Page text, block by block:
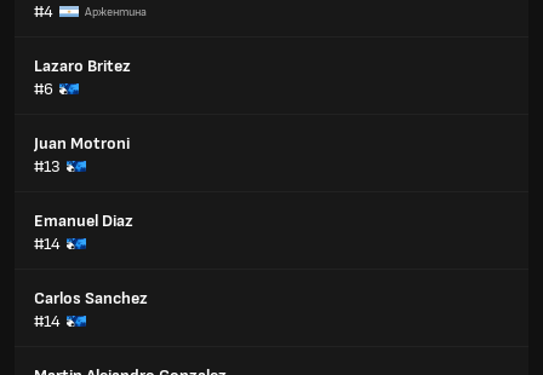
#4
Аржентина
Lazaro Britez
#6
Juan Motroni
#13
Emanuel Diaz
#14
Carlos Sanchez
#14